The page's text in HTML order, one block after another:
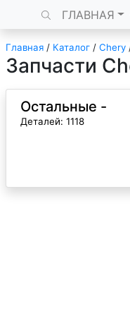
ГЛАВНАЯ
Главная / Каталог / Chery
Запчасти
Остальные -
Деталей: 1118